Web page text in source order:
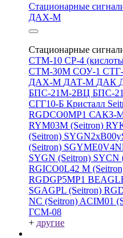
Стационарные
ДАХ-М
Стационарные
СТМ-10 СР-4
СТМ-30М СОУ-1 СТГ-
ДАХ-М ДАТ-М ДАК
БПС-21М-2ВЦ БПС-
СГГ10-Б Кристалл
RGDCO0MP1 САКЗ-
RYM03M (Seitron)
(Seitron)
(Seitron)
SYGN (Seitron) SYCN
RGICO0L42 M
RGDGP5MP1
SGAGPL (Seitron)
NC (Seitron) ACIM01
ГСМ-08
+ другие